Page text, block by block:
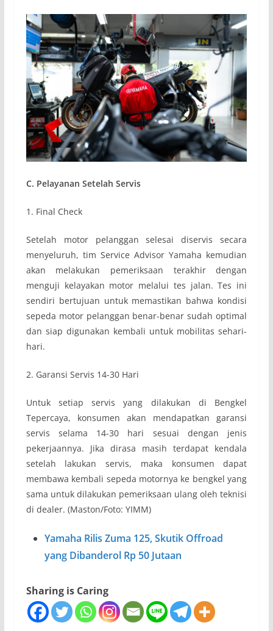
C. Pelayanan Setelah Servis
1. Final Check
Setelah motor pelanggan selesai diservis secara
menyeluruh, tim Service Advisor Yamaha kemudian
akan melakukan pemeriksaan terakhir dengan
menguji kelayakan motor melalui tes jalan. Tes ini
sendiri bertujuan untuk memastikan bahwa kondisi
sepeda motor pelanggan benar-benar sudah optimal
dan siap digunakan kembali untuk mobilitas sehari-
hari.
2. Garansi Servis 14-30 Hari
Untuk setiap servis yang dilakukan di Bengkel
Tepercaya, konsumen akan mendapatkan garansi
servis selama 14-30 hari sesuai dengan jenis
pekerjaannya. Jika dirasa masih terdapat kendala
setelah lakukan servis, maka konsumen dapat
membawa kembali sepeda motornya ke bengkel yang
sama untuk dilakukan pemeriksaan ulang oleh teknisi
di dealer. (Maston/Foto: YIMM)
Yamaha Rilis Zuma 125, Skutik Offroad
yang Dibanderol Rp 50 Jutaan
Sharing is Caring